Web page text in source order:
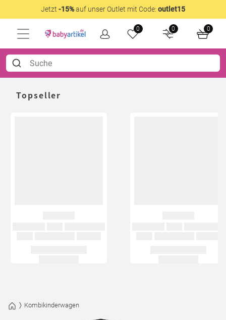
Jetzt -15%auf unser Outlet mit Code: outlet15
0 0 0
Topseller
Kombikinderwagen